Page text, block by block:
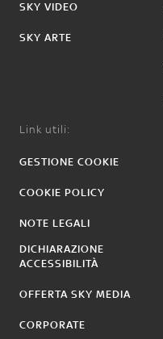
SKY VIDEO
SKY ARTE
Link utili:
GESTIONE COOKIE
COOKIE POLICY
NOTE LEGALI
DICHIARAZIONE
ACCESSIBILITÀ
OFFERTA SKY MEDIA
CORPORATE